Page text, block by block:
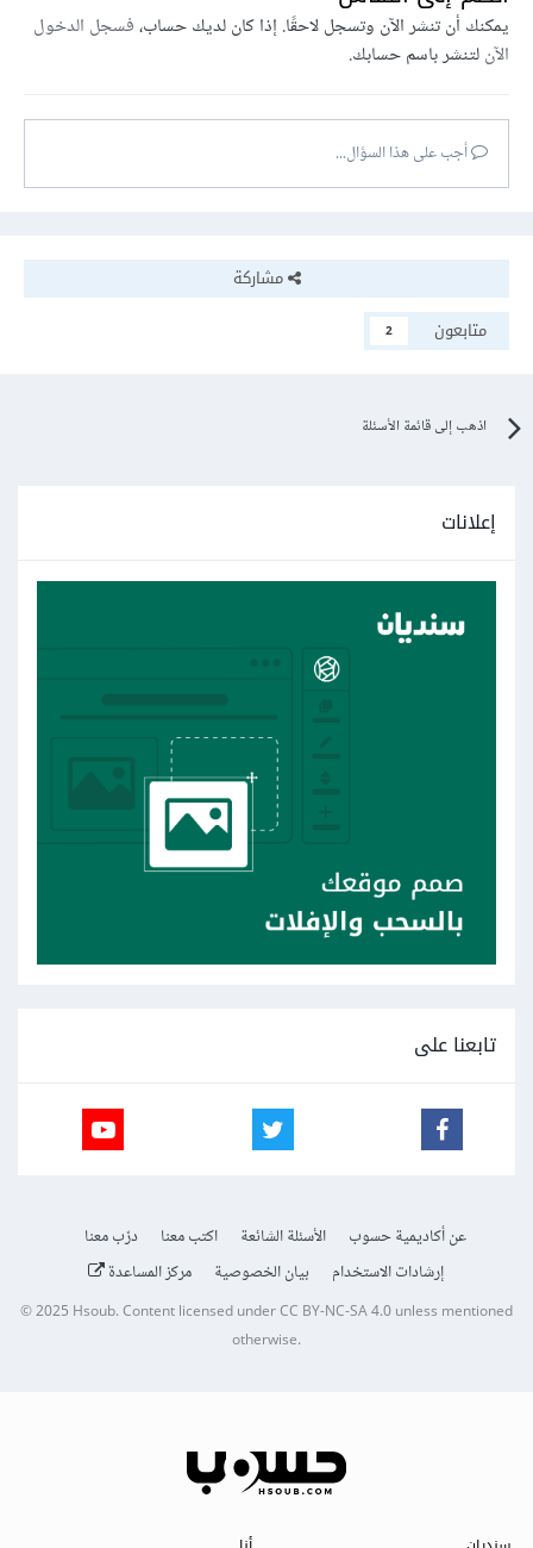
يمكنك أن تنشر الآن وتسجل لاحقًا. إذا كان لديك حساب،فسجل الدخول
الآنلتنشر باسم حسابك.
أجب على هذا السؤال...
مشاركة
متابعون
2
اذهب إلى قائمة الأسئلة
إعلانات
تابعنا على
عن أكاديمية حسوب الأسئلة الشائعة اكتب معنا
درّب معنا
إرشادات الاستخدام
بيان الخصوصية مركز المساعدة
© 2025Hsoub.Content licensed underCC BY-NC-SA 4.0unless mentioned
otherwise.